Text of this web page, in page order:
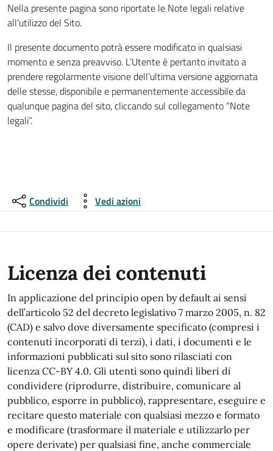
Nella presente pagina sono riportate le Note legali relative
all’utilizzo del Sito.
Il presente documento potrà essere modificato in qualsiasi
momento e senza preavviso. L’Utente è pertanto invitato a
prendere regolarmente visione dell’ultima versione aggiornata
delle stesse, disponibile e permanentemente accessibile da
qualunque pagina del sito, cliccando sul collegamento “Note
legali”.
Condividi Vedi azioni
Licenza dei contenuti
In applicazione del principio open by default ai sensi
dell’articolo 52 del decreto legislativo 7 marzo 2005, n. 82
(CAD) e salvo dove diversamente specificato (compresi i
contenuti incorporati di terzi), i dati, i documenti e le
informazioni pubblicati sul sito sono rilasciati con
licenza CC-BY 4.0. Gli utenti sono quindi liberi di
condividere (riprodurre, distribuire, comunicare al
pubblico, esporre in pubblico), rappresentare, eseguire e
recitare questo materiale con qualsiasi mezzo e formato
e modificare (trasformare il materiale e utilizzarlo per
opere derivate) per qualsiasi fine, anche commerciale